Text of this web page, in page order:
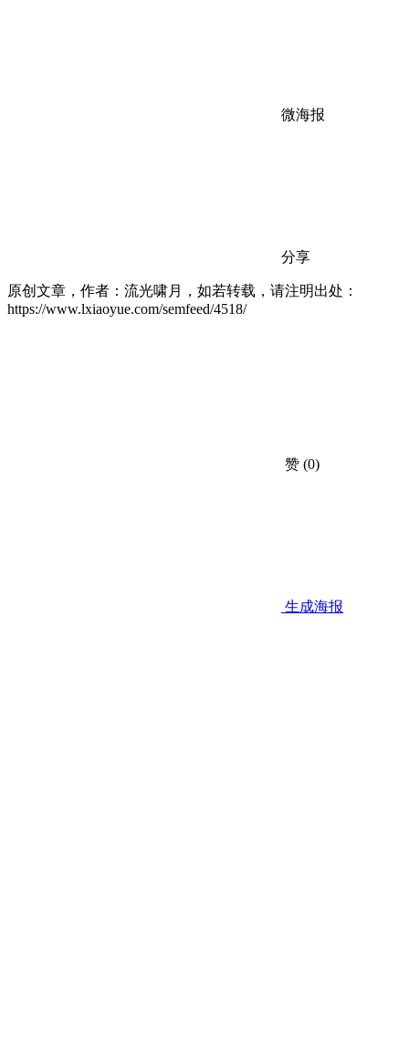
微海报
分享
原创文章，作者：流光啸月，如若转载，请注明出处：
https://www.lxiaoyue.com/semfeed/4518/
赞 (0)
生成海报